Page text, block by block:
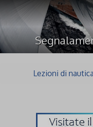
Lezioni di nautica